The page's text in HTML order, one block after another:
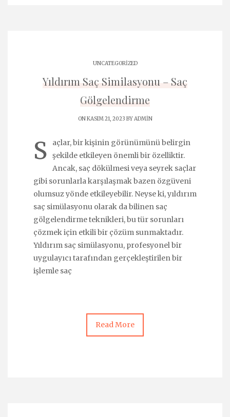
UNCATEGORIZED
Yıldırım Saç Similasyonu – Saç
Gölgelendirme
ON KASIM 21, 2023 BYADMIN
S
açlar, bir kişinin görünümünü belirgin
şekilde etkileyen önemli bir özelliktir.
Ancak, saç dökülmesi veya seyrek saçlar
gibi sorunlarla karşılaşmak bazen özgüveni
olumsuz yönde etkileyebilir. Neyse ki, yıldırım
saç simülasyonu olarak da bilinen saç
gölgelendirme teknikleri, bu tür sorunları
çözmek için etkili bir çözüm sunmaktadır.
Yıldırım saç simülasyonu, profesyonel bir
uygulayıcı tarafından gerçekleştirilen bir
işlemle saç
Read More